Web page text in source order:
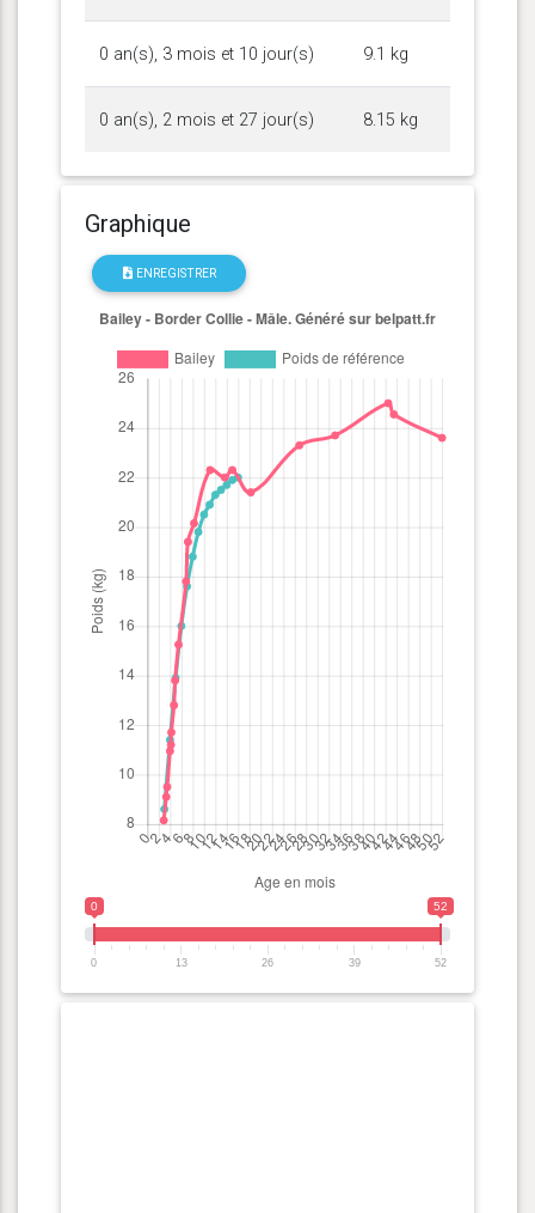
0 an(s), 3 mois et 10 jour(s) 9.1 kg
0 an(s), 2 mois et 27 jour(s) 8.15 kg
Graphique
ENREGISTRER
0 52
0 13 26 39 52